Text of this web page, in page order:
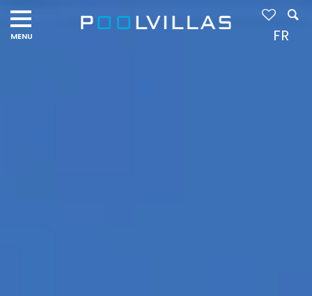
FR
Navigation
menu